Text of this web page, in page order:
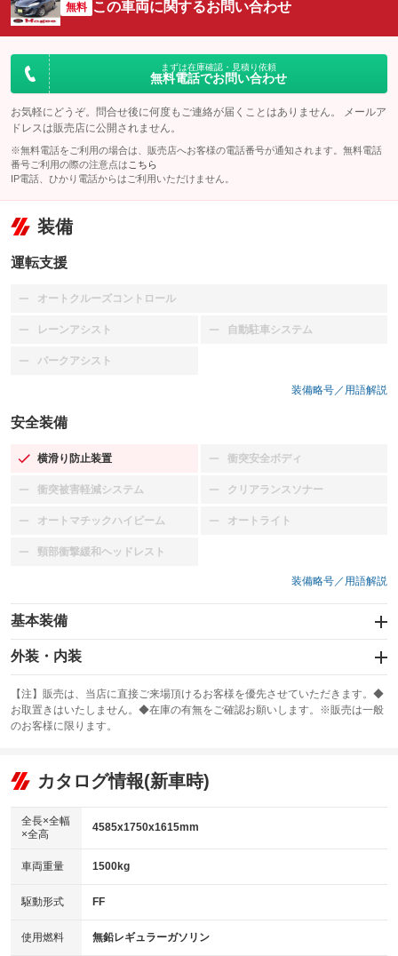
無料 この車両に関するお問い合わせ
まずは在庫確認・見積り依頼
無料電話でお問い合わせ
お気軽にどうぞ。問合せ後に何度もご連絡が届くことはありません。 メールア
ドレスは販売店に公開されません。
※無料電話をご利用の場合は、販売店へお客様の電話番号が通知されます。無料電話
番号ご利用の際の注意点は こちら
IP電話、ひかり電話からはご利用いただけません。
装備
運転支援
オートクルーズコントロール
：装備なし
レーンアシスト
：装備なし 自動駐車システム
：装備なし
パークアシスト
：装備なし
装備略号／用語解説
安全装備
横滑り防止装置
：装備あり 衝突安全ボディ
：装備なし
衝突被害軽減システム
：装備なし クリアランスソナー
：装備なし
オートマチックハイビーム
：装備なし オートライト
：装備なし
頸部衝撃緩和ヘッドレスト
：装備なし
装備略号／用語解説
基本装備
エアバッグ：運転席/助手席
：装備あり
：装備あり
サンルーフ
：装備なし ABS
リフトアップ
：装備なし
：装備なし
パワーウィンドウ
アイドリングストップ
：装備なし
USB入力端子
：装備あり
100V電源
：装備なし
外装・内装
カーナビ：メモリーナビ他
：装備あり
TV：フルセグ
：装備あり
ビジュアル：-／DVD再生
：装備あり
アルミホイール：15インチ
：装備あり
HID(キセノンライト)
バックカメラ
【注】販売は、当店に直接ご来場頂けるお客様を優先させていただきます。◆
お取置きはいたしません。◆在庫の有無をご確認お願いします。※販売は一般
のお客様に限ります。
カタログ情報(新車時)
全長×全幅
×全高
4585x1750x1615mm
車両重量 1500kg
駆動形式 FF
使用燃料 無鉛レギュラーガソリン